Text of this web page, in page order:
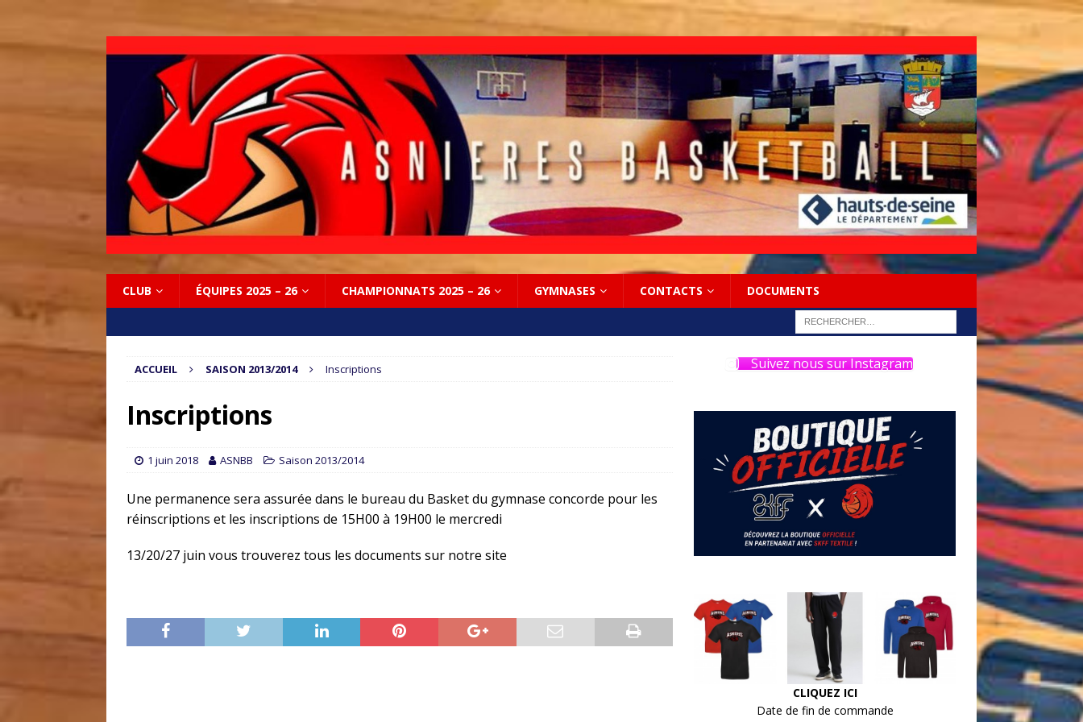
CLUB ÉQUIPES 2025 – 26 CHAMPIONNATS 2025 – 26 GYMNASES CONTACTS DOCUMENTS
ACCUEIL SAISON 2013/2014 Inscriptions
Inscriptions
1 juin 2018 ASNBB Saison 2013/2014
Une permanence sera assurée dans le bureau du Basket du gymnase concorde pour les
réinscriptions et les inscriptions de 15H00 à 19H00 le mercredi
13/20/27 juin vous trouverez tous les documents sur notre site
Suivez nous sur Instagram
CLIQUEZ ICI
Date de fin de commande